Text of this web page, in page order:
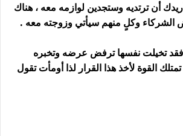
أريدك أن ترتديه وستجدين لوازمه معه ، هناك
وكلٍ منهم سيأتي وزوجته معه .
تخيلت نفسها ترفض عرضه وتخبره
تمتلك القوة لأخذ هذا القرار لذا أومأت تقول